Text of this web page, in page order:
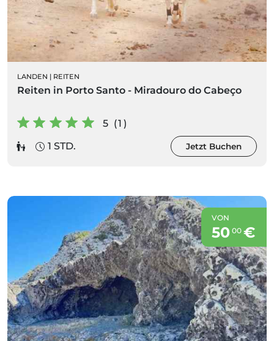
LANDEN | REITEN
Reiten in Porto Santo - Miradouro do Cabeço
5 (1)
1 STD.
Jetzt Buchen
VON
50 00€